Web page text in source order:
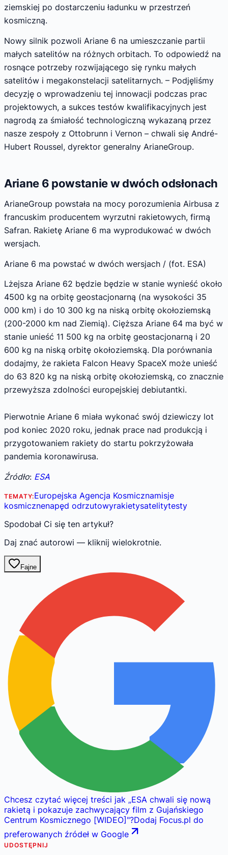
ziemskiej po dostarczeniu ładunku w przestrzeń
kosmiczną.
Nowy silnik pozwoli Ariane 6 na umieszczanie partii
małych satelitów na różnych orbitach. To odpowiedź na
rosnące potrzeby rozwijającego się rynku małych
satelitów i megakonstelacji satelitarnych. – Podjęliśmy
decyzję o wprowadzeniu tej innowacji podczas prac
projektowych, a sukces testów kwalifikacyjnych jest
nagrodą za śmiałość technologiczną wykazaną przez
nasze zespoły z Ottobrunn i Vernon – chwali się André-
Hubert Roussel, dyrektor generalny ArianeGroup.
Ariane 6 powstanie w dwóch odsłonach
ArianeGroup powstała na mocy porozumienia Airbusa z
francuskim producentem wyrzutni rakietowych, firmą
Safran. Rakietę Ariane 6 ma wyprodukować w dwóch
wersjach.
Ariane 6 ma powstać w dwóch wersjach / (fot. ESA)
Lżejsza Ariane 62 będzie będzie w stanie wynieść około
4500 kg na orbitę geostacjonarną (na wysokości 35
000 km) i do 10 300 kg na niską orbitę okołoziemską
(200-2000 km nad Ziemią). Cięższa Ariane 64 ma być w
stanie unieść 11 500 kg na orbitę geostacjonarną i 20
600 kg na niską orbitę okołoziemską. Dla porównania
dodajmy, że rakieta Falcon Heavy SpaceX może unieść
do 63 820 kg na niską orbitę okołoziemską, co znacznie
przewyższa zdolności europejskiej debiutantki.
Pierwotnie Ariane 6 miała wykonać swój dziewiczy lot
pod koniec 2020 roku, jednak prace nad produkcją i
przygotowaniem rakiety do startu pokrzyżowała
pandemia koronawirusa.
Źródło: ESA
TEMATY:Europejska Agencja Kosmicznamisje
kosmicznenapęd odrzutowyrakietysatelitytesty
Spodobał Ci się ten artykuł?
Daj znać autorowi — kliknij wielokrotnie.
Fajne
Chcesz czytać więcej treści jak „ESA chwali się nową
rakietą i pokazuje zachwycający film z Gujańskiego
Centrum Kosmicznego [WIDEO]"?Dodaj Focus.pl do
preferowanych źródeł w Google
UDOSTĘPNIJ